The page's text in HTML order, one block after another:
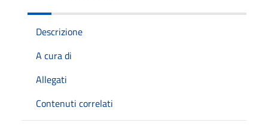
Descrizione
A cura di
Allegati
Contenuti correlati